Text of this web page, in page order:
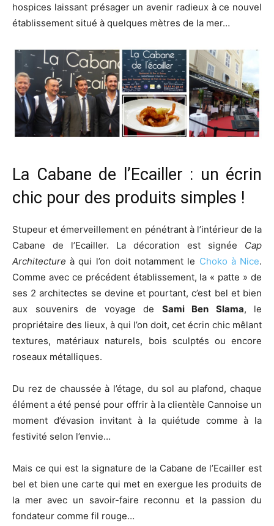
hospices laissant présager un avenir radieux à ce nouvel
établissement situé à quelques mètres de la mer…
La Cabane de l’Ecailler : un écrin
chic pour des produits simples !
Stupeur et émerveillement en pénétrant à l’intérieur de la
Cabane de l’Ecailler. La décoration est signée Cap
Architecture à qui l’on doit notamment le Choko à Nice.
Comme avec ce précédent établissement, la « patte » de
ses 2 architectes se devine et pourtant, c’est bel et bien
aux souvenirs de voyage de Sami Ben Slama, le
propriétaire des lieux, à qui l’on doit, cet écrin chic mêlant
textures, matériaux naturels, bois sculptés ou encore
roseaux métalliques.
Du rez de chaussée à l’étage, du sol au plafond, chaque
élément a été pensé pour offrir à la clientèle Cannoise un
moment d’évasion invitant à la quiétude comme à la
festivité selon l’envie…
Mais ce qui est la signature de la Cabane de l’Ecailler est
bel et bien une carte qui met en exergue les produits de
la mer avec un savoir-faire reconnu et la passion du
fondateur comme fil rouge…